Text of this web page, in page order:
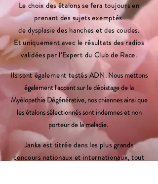
Le choix des étalons se fera toujours en
prenant des sujets exemptés
de dysplasie des hanches et des coudes.
Et uniquement avec le résultats des radios
validées par l'Expert du Club de Race.
Ils sont également testés ADN.Nous mettons
également l'accent sur le dépistage de la
Myélopathie Dégénérative, nos chiennes ainsi que
les étalons sélectionnés sont indemnes et non
porteur de la maladie.
Janka est titrée dans les plus grands
concours nationaux et internationaux, tout